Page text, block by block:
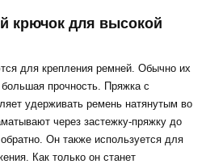
крючок для высокой
для крепления ремней. Обычно их
большая прочность. Пряжка с
удерживать ремень натянутым во
через застежку-пряжку до
Он также используется для
Как только он станет